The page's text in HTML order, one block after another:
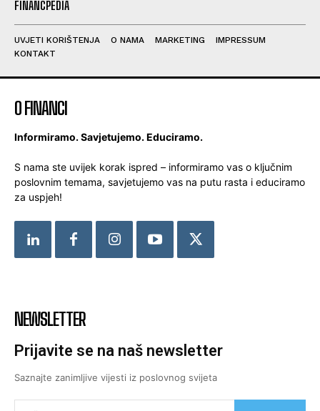
FINANCPEDIA
UVJETI KORIŠTENJA O NAMA MARKETING
IMPRESSUM
KONTAKT
O FINANCI
Informiramo. Savjetujemo. Educiramo.
S nama ste uvijek korak ispred – informiramo vas o ključnim
poslovnim temama, savjetujemo vas na putu rasta i educiramo
za uspjeh!
NEWSLETTER
Prijavite se na naš newsletter
Saznajte zanimljive vijesti iz poslovnog svijeta